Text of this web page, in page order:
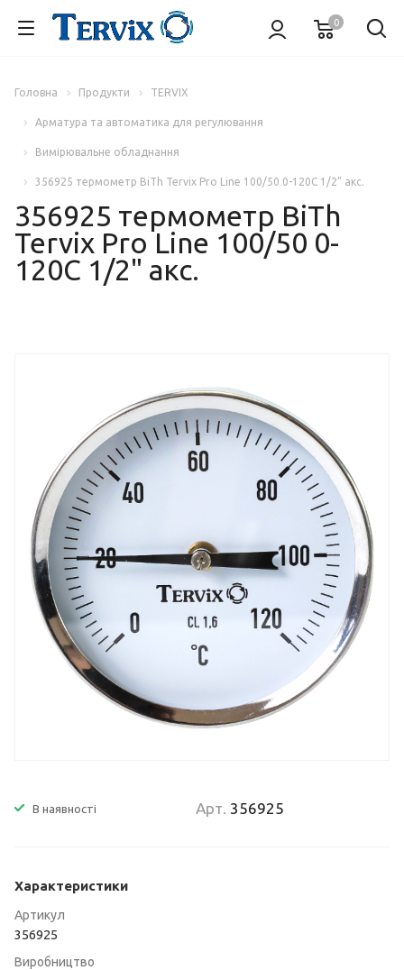
0
Головна Продукти TERVIX
Арматура та автоматика для регулювання
Вимірювальне обладнання
356925 термометр BiTh Tervix Pro Line 100/50 0-120C 1/2" акс.
356925 термометр BiTh
Tervix Pro Line 100/50 0-
120C 1/2" акс.
В наявності Арт. 356925
Характеристики
Артикул
356925
Виробництво